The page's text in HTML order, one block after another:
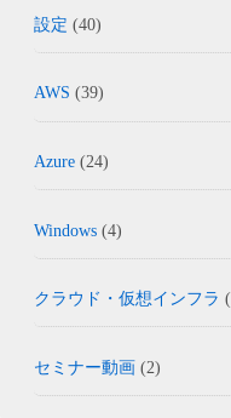
設定 (40)
AWS (39)
Azure (24)
Windows (4)
クラウド・仮想インフラ
セミナー動画 (2)